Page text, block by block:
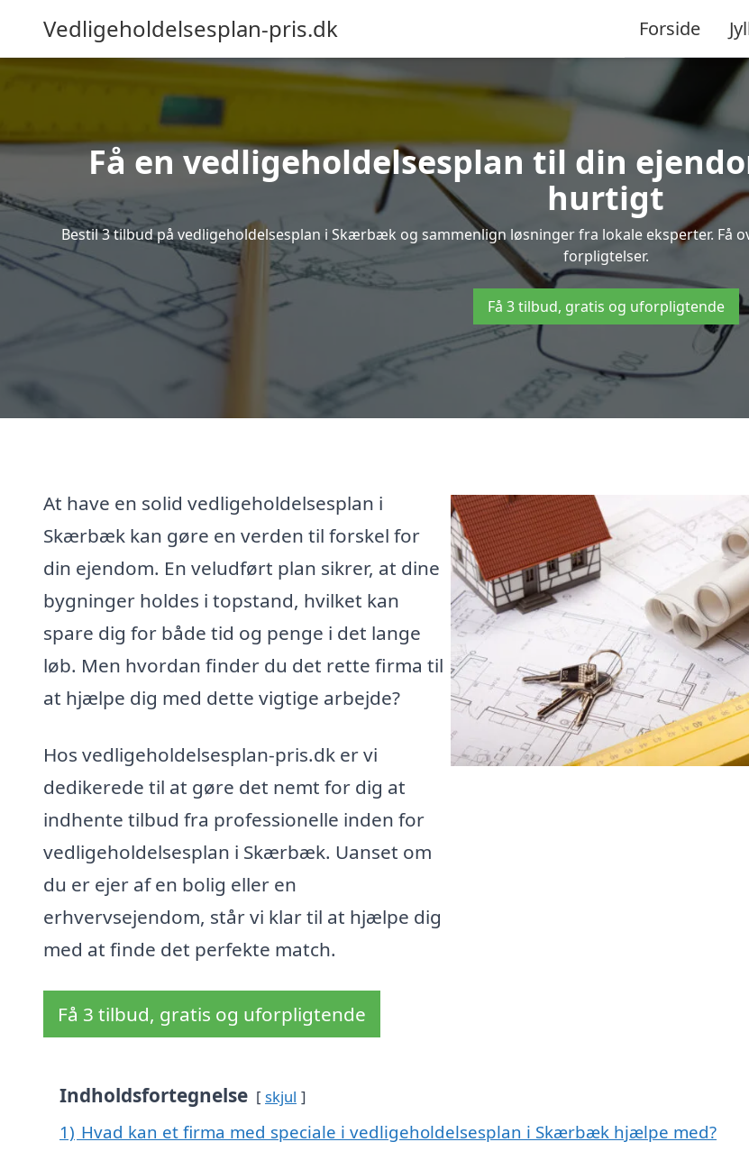
Vedligeholdelsesplan-pris.dk Forside
Få en vedligeholdelsesplan til din
hurtigt
Bestil 3 tilbud på vedligeholdelsesplan i Skærbæk og sammenlign løsninger fra lokale eksperter. Få
forpligtelser.
Få 3 tilbud, gratis og uforpligtende
At have en solid vedligeholdelsesplan i
Skærbæk kan gøre en verden til forskel for
din ejendom. En veludført plan sikrer, at dine
bygninger holdes i topstand, hvilket kan
spare dig for både tid og penge i det lange
løb. Men hvordan finder du det rette firma til
at hjælpe dig med dette vigtige arbejde?
Hos vedligeholdelsesplan-pris.dk er vi
dedikerede til at gøre det nemt for dig at
indhente tilbud fra professionelle inden for
vedligeholdelsesplan i Skærbæk. Uanset om
du er ejer af en bolig eller en
erhvervsejendom, står vi klar til at hjælpe dig
med at finde det perfekte match.
Få 3 tilbud, gratis og uforpligtende
Indholdsfortegnelse skjul
1) Hvad kan et firma med speciale i vedligeholdelsesplan i Skærbæk hjælpe med?